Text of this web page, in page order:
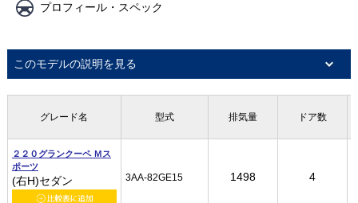
プロフィール・スペック
このモデルの説明を見る
グレード名 型式 排気量 ドア数
２２０グランクーペ Ｍス
ポーツ
(右H)セダン 3AA-82GE15 1498 4
グレード名 型式 排気量 ドア数
２２０グランクーペ Ｍス
ポーツ
(右H)セダン 3AA-82GE15 1498 4
グレード名 型式 排気量 ドア数
２２０グランクーペ Ｍス
ポーツ
(右H)セダン 3AA-82GE15 1498 4
グレード名 型式 排気量 ドア数
２２０グランクーペ Ｍス
ポーツ
(右H)セダン 3AA-82GE15 1498 4